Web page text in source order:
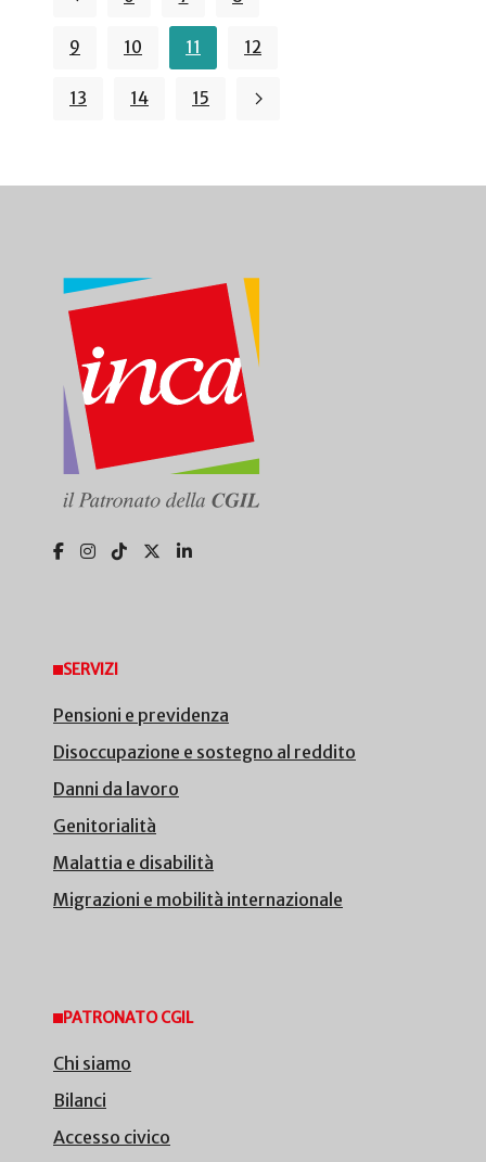
9 10 11 12
13 14 15
SERVIZI
Pensioni e previdenza
Disoccupazione e sostegno al reddito
Danni da lavoro
Genitorialità
Malattia e disabilità
Migrazioni e mobilità internazionale
PATRONATO CGIL
Chi siamo
Bilanci
Accesso civico